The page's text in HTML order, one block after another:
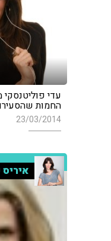
עדי
החמות
23/03/2014
איריס